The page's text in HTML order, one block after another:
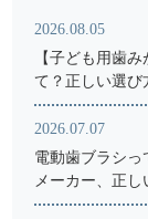
2026.08.05
【子ども用歯
て？正しい選び
2026.07.07
電動歯ブラシっ
メーカー、正し